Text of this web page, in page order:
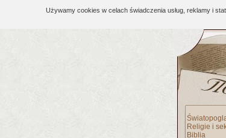
Używamy cookies w celach świadczenia usług, reklamy i
Religie i
Biblia